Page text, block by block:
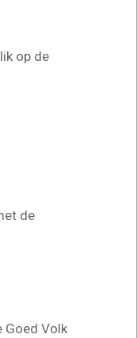
op de
de
Goed Volk